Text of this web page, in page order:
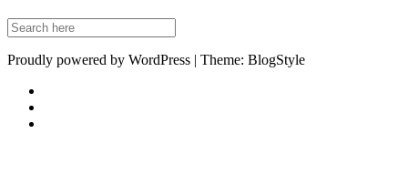
Proudly powered by WordPress | Theme: BlogStyle